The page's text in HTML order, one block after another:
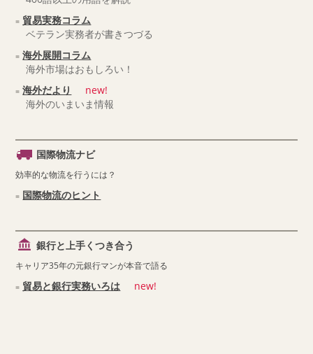
貿易実務コラム
ベテラン実務者が書きつづる
海外展開コラム
海外市場はおもしろい！
海外だより
new!
海外のいまいま情報
国際物流ナビ
効率的な物流を行うには？
国際物流のヒント
銀行と上手くつき合う
キャリア35年の元銀行マンが本音で語る
貿易と銀行実務いろは new!